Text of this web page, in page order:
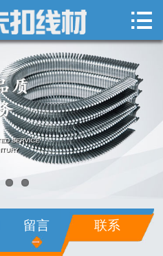
 网站首页
关于我们
新闻中心
产品展示
销售网络
在线留言

留言 联系